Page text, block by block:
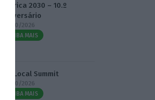
Fábrica 2030 – 10.º
Aniversário
14/10/2026
SAIBA MAIS
3.º Local Summit
07/10/2026
SAIBA MAIS